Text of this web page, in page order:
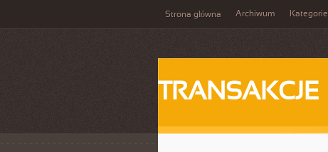
Strona główna Archiwum Kategorie
TRANSAKCJE